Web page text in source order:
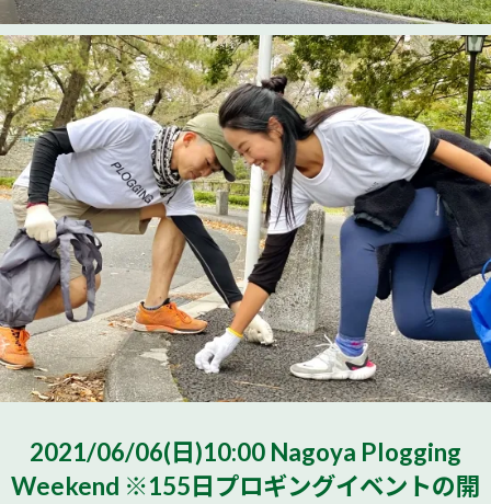
2021/06/06(日)10:00 Nagoya Plogging
Weekend ※155日プロギングイベントの開